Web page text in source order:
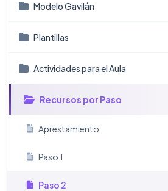
Modelo Gavilán
Plantillas
Actividades para el Aula
Recursos por Paso
Aprestamiento
Paso 1
Paso 2